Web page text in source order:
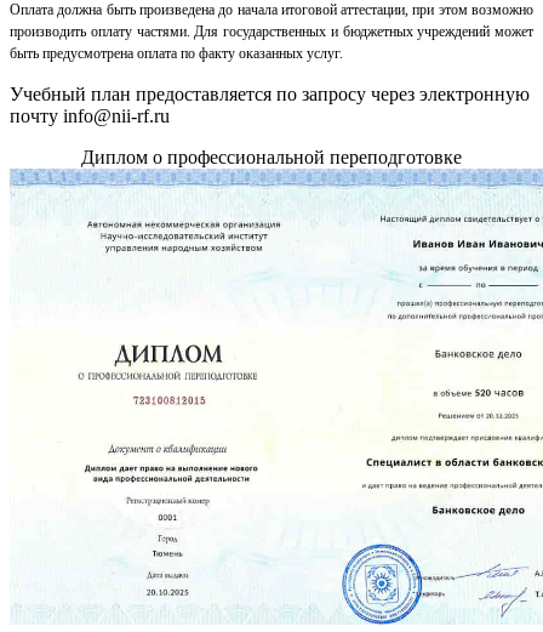
Оплата должна быть произведена до начала итоговой аттестации, при этом возможно
производить оплату частями. Для государственных и бюджетных учреждений может
быть предусмотрена оплата по факту оказанных услуг.
Учебный план предоставляется по запросу через электронную
почту info@nii-rf.ru
Диплом о профессиональной переподготовке